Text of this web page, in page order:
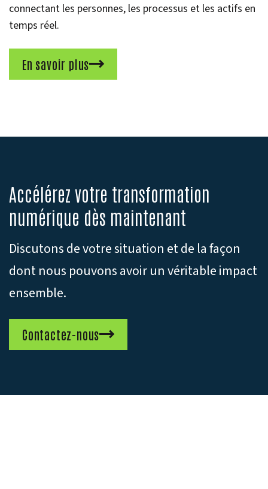
connectant les personnes, les processus et les actifs en
temps réel.
En savoir plus
Accélérez votre transformation
numérique dès maintenant
Discutons de votre situation et de la façon
dont nous pouvons avoir un véritable impact
ensemble.
Contactez-nous